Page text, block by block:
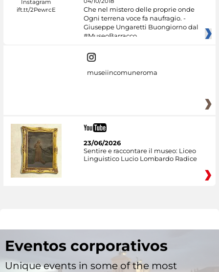
Che nel mistero delle proprie onde
Ogni terrena voce fa naufragio. -
Giuseppe Ungaretti Buongiorno dal
#MuseoBarracco
museiincomuneroma
23/06/2026
Sentire e raccontare il museo: Liceo
Linguistico Lucio Lombardo Radice
Eventos corporativos
Unique events in some of the most